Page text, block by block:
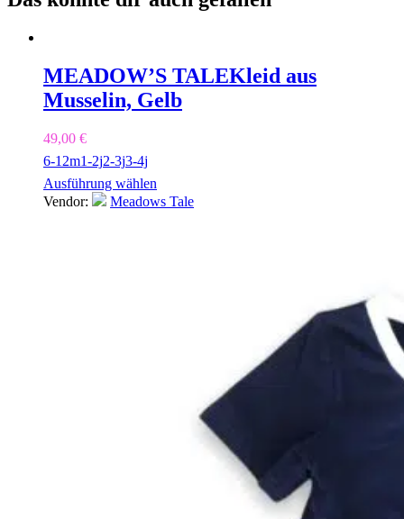
MEADOW’S TALEKleid aus
Musselin, Gelb
49,00 €
6-12m1-2j2-3j3-4j
Ausführung wählen
Vendor:
Meadows Tale